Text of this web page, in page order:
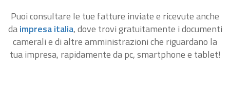
Puoi consultare le tue fatture inviate e ricevute anche
daimpresa italia, dove trovi gratuitamente i documenti
camerali e di altre amministrazioni che riguardano la
tua impresa, rapidamente da pc, smartphone e tablet!